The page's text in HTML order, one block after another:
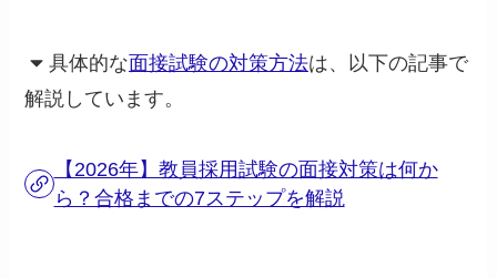
具体的な面接試験の対策方法は、以下の記事で
解説しています。
【2026年】教員採用試験の面接対策は何か
ら？合格までの7ステップを解説